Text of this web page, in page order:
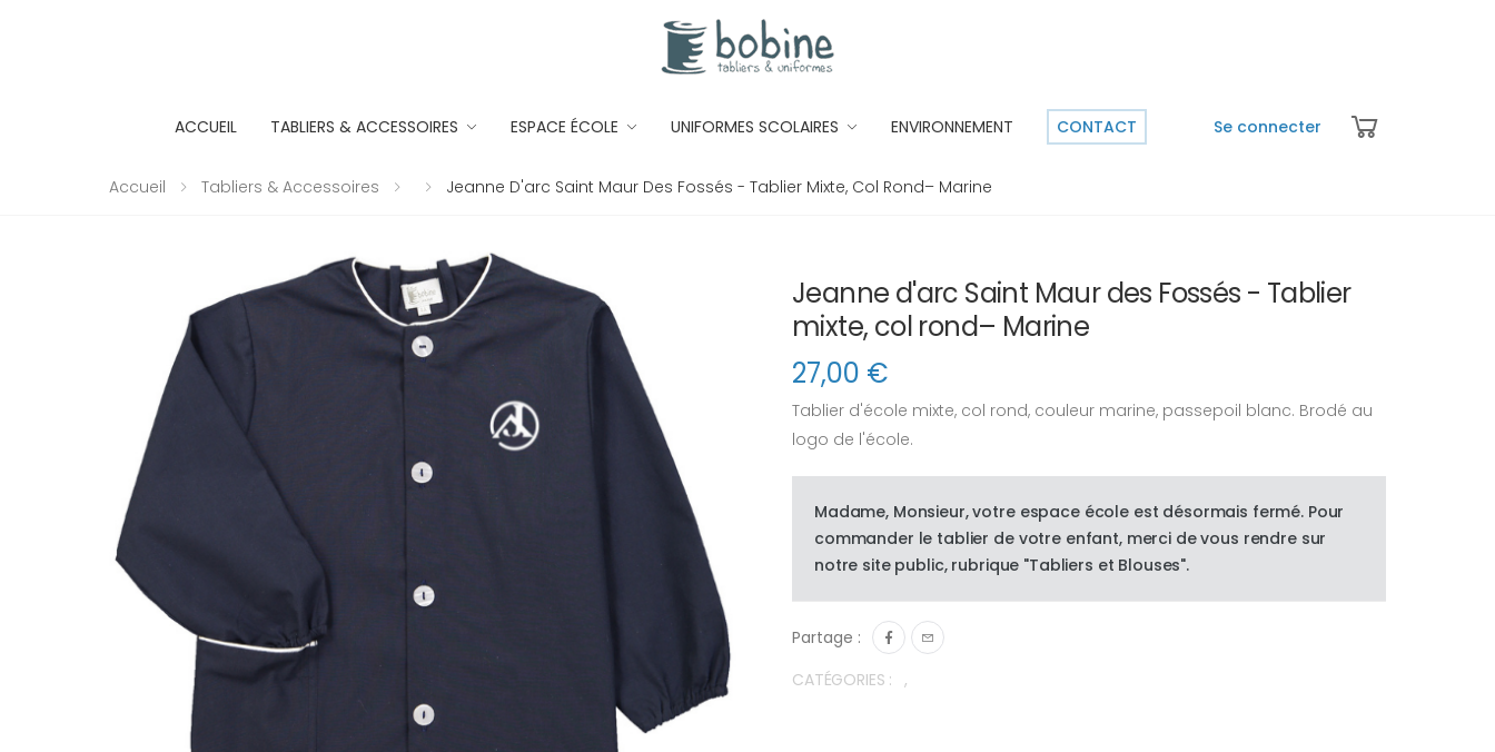
ACCUEIL TABLIERS & ACCESSOIRES ESPACE ÉCOLE UNIFORMES SCOLAIRES ENVIRONNEMENT CONTACT Se connecter
Accueil Tabliers & Accessoires Jeanne D'arc Saint Maur Des Fossés - Tablier Mixte, Col Rond– Marine
Jeanne d'arc Saint Maur des Fossés - Tablier
mixte, col rond– Marine
27,00 €
Tablier d'école mixte, col rond, couleur marine, passepoil blanc. Brodé au
logo de l'école.
Madame, Monsieur, votre espace école est désormais fermé. Pour
commander le tablier de votre enfant, merci de vous rendre sur
notre site public, rubrique "Tabliers et Blouses".
Partage :
CATÉGORIES :
,